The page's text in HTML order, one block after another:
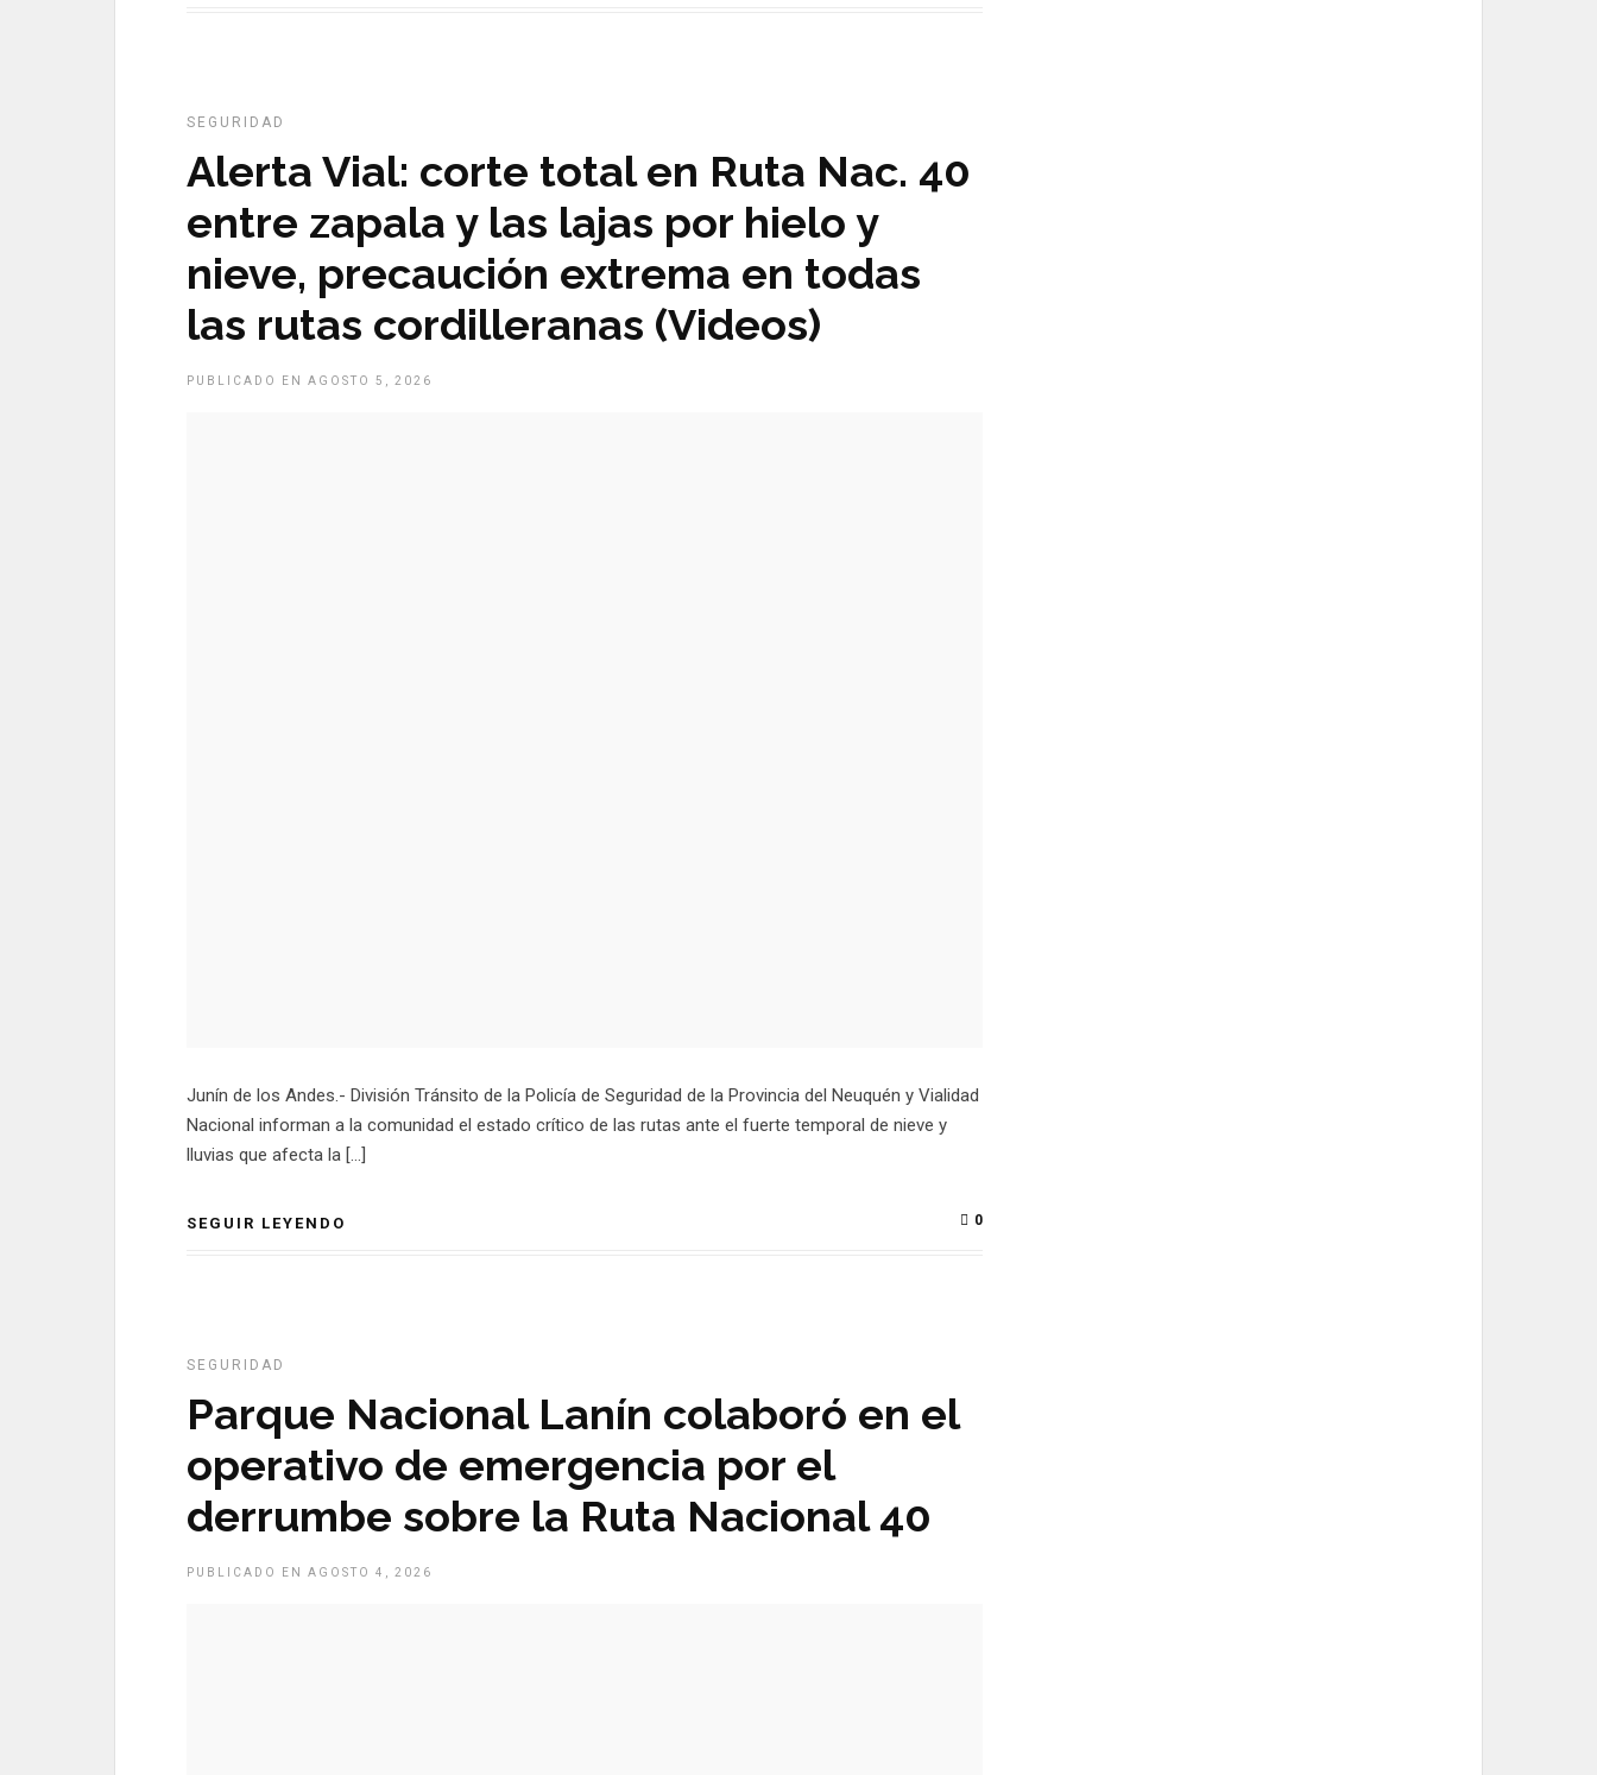
SEGURIDAD
Alerta Vial: corte total en Ruta Nac. 40
entre zapala y las lajas por hielo y
nieve, precaución extrema en todas
las rutas cordilleranas (Videos)
PUBLICADO EN AGOSTO 5, 2026
Junín de los Andes.- División Tránsito de la Policía de Seguridad de la Provincia del Neuquén y Vialidad
Nacional informan a la comunidad el estado crítico de las rutas ante el fuerte temporal de nieve y
lluvias que afecta la […]
SEGUIR LEYENDO 0
SEGURIDAD
Parque Nacional Lanín colaboró en el
operativo de emergencia por el
derrumbe sobre la Ruta Nacional 40
PUBLICADO EN AGOSTO 4, 2026